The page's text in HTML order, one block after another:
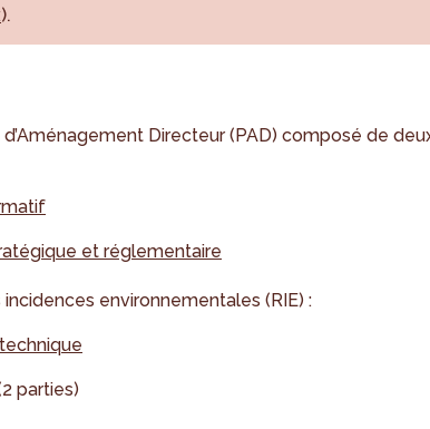
).
Directeur (PAD) composé de
et réglementaire
environnementales (RIE) :
parties)